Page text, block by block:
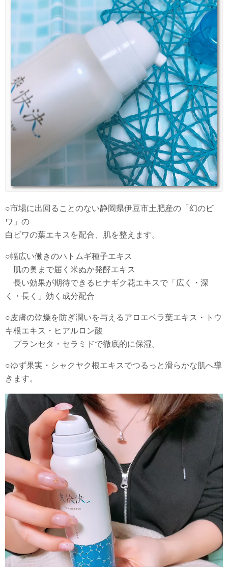
○市場に出回ることのない静岡県伊豆市土肥産の「幻のビ
ワ」の
白ビワの葉エキスを配合、肌を整えます。
○幅広い働きのハトムギ種子エキス
肌の奥まで届く米ぬか発酵エキス
長い効果が期待できるヒナギク花エキスで「広く・深
く・長く」効く成分配合
○皮膚の乾燥を防ぎ潤いを与えるアロエベラ葉エキス・トウ
キ根エキス・ヒアルロン酸
プランセタ・セラミドで徹底的に保湿。
○ゆず果実・シャクヤク根エキスでつるっと滑らかな肌へ導
きます。